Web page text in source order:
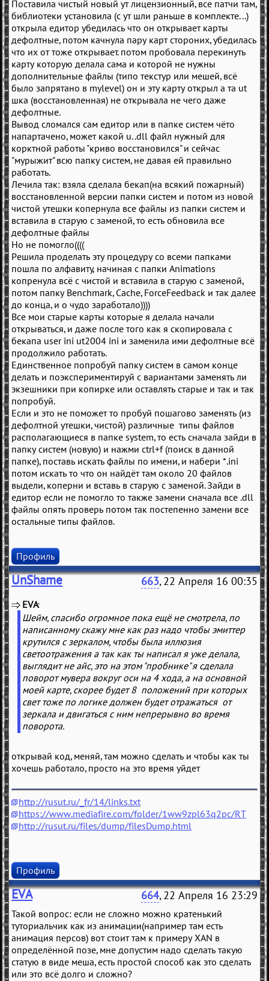
Поставила чистый новый ут лицензионный, все патчи там,
библиотеки установила (с ут шли раньше в комплекте...)
открыла едитор убедилась что он открывает карты
дефолтные, потом качнула пару карт стороних, убедилась
что их от тоже открывает. потом пробовала перекинуть
карту которую делала сама и которой не нужны
дополнительные файлы (типо текстур или мешей, всё
было запрятано в mylevel) он и эту карту открыл а та ut
шка (восстановленная) не открывала не чего даже
дефолтные.
Вывод сломался сам едитор или в папке систем чёто
напартачено, может какой u. .dll файл нужный для
корктной работы "криво восстановился" и сейчас
"мурыжит" всю папку систем, не давая ей правильно
работать.
Лечила так: взяла сделала бекап(на всякий пожарный)
восстановленной версии папки систем и потом из новой
чистой утешки копернула все файлы из папки систем и
вставила в старую с заменой, то есть обновила все
дефолтные файлы
Но не помогло((((
Решила проделать эту процедуру со всеми папками
пошла по алфавиту, начиная с папки Animations
копренула всё с чистой и вставила в старую с заменой,
потом папку Benchmark, Cache, ForceFeedback и так далее
до конца, и о чудо заработало))))
Все мои старые карты которые я делала начали
открываться, и даже после того как я скопировала с
бекапа user ini ut2004 ini и заменила ими дефолтные всё
продолжило работать.
Единственное попробуй папку систем в самом конце
делать и поэкспериментируй с вариантами заменять ли
экзешники при копирке или оставлять старые и так и так
попробуй.
Если и это не поможет то пробуй пошагово заменять (из
дефолтной утешки, чистой) различные типы файлов
располагающиеся в папке system, то есть сначала зайди в
папку систем (новую) и нажми ctrl+f (поиск в данной
папке), поставь искать файлы по имени, и набери *.ini
потом искать то что он найдёт там около 20 файлов
выдели, коперни и вставь в старую с заменой. Зайди в
едитор если не помогло то также замени сначала все .dll
файлы опять проверь потом так постепенно замени все
остальные типы файлов.
Профиль
UnShame 663, 22 Апреля 16 00:35
EVA
Шейм, спасибо огромное пока ещё не смотрела, по
написанному скажу мне как раз надо чтобы эмиттер
крутился с зеркалом, чтобы была иллюзия
светоотражения а так как ты написал я уже делала,
выглядит не айс, это на этом "пробнике" я сделала
поворот мувера вокруг оси на 4 хода, а на основной
моей карте, скорее будет 8 положений при которых
свет тоже по логике должен будет отражаться от
зеркала и двигаться с ним непрерывно во время
поворота.
открывай код, меняй, там можно сделать и чтобы как ты
хочешь работало, просто на это время уйдет
http://rusut.ru/_fr/14/links.txt
https://www.mediafire.com/folder/1ww9zpl63q2pc/RT
http://rusut.ru/files/dump/filesDump.html
Профиль
EVA 664, 22 Апреля 16 23:29
Такой вопрос: если не сложно можно кратенький
туториальчик как из анимации(например там есть
анимация персов) вот стоит там к примеру XAN в
определённой позе, мне допустим надо сделать такую
статую в виде меша, есть простой способ как это сделать
или это всё долго и сложно?